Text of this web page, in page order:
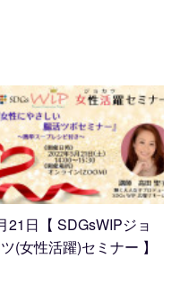
21日【 SDGsWIPジョ
(女性活躍)セミナー 】